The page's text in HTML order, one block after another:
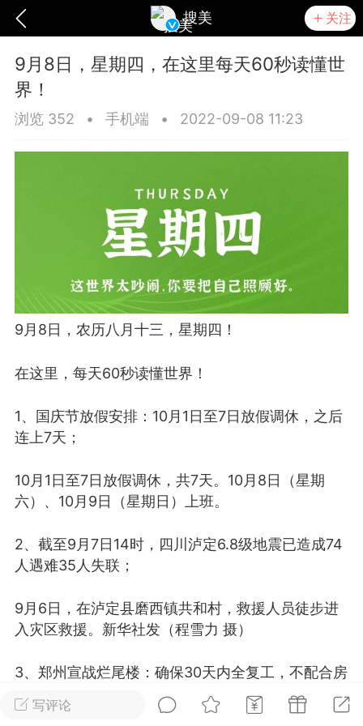
搜美 关注
爆汗熊 卡卡动能素 无创溶斑术
美业357 芯诗妍
每次200金币 点击购买
脂
卡卡动能素
皇斯普拉雅
建术
DRYY面膜 微晶溶斑术
爆款平台 Lv.8 靓号
闪充小白罐
本/双效闪充，养出紧致小白脸！一、项
充小白罐 = 闪充大白肌（仪器）× 草本
产品）×极光嫩肤啫喱（产品）这是一套
护...写评论
9月8日，星期四，在这里每天60秒读懂世
界！
浏览 352 • 手机端 • 2022-09-08 11:23
9月8日，农历八月十三，星期四！
在这里，每天60秒读懂世界！
1、国庆节放假安排：10月1日至7日放假调休，之后
连上7天；
10月1日至7日放假调休，共7天。10月8日（星期
六）、10月9日（星期日）上班。
2、截至9月7日14时，四川泸定6.8级地震已造成74
人遇难35人失联；
9月6日，在泸定县磨西镇共和村，救援人员徒步进
入灾区救援。新华社发（程雪力 摄）
3、郑州宣战烂尾楼：确保30天内全复工，不配合房
企要查税。目前郑州约有106个问题楼盘；